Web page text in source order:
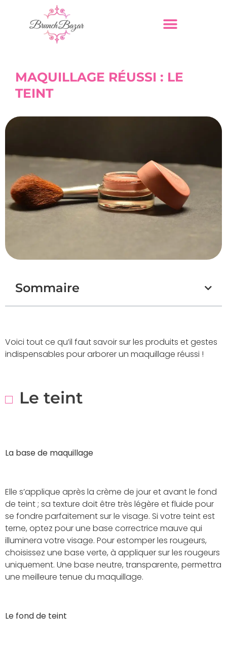
MAQUILLAGE RÉUSSI : LE
TEINT
Sommaire
Voici tout ce qu’il faut savoir sur les produits et gestes
indispensables pour arborer un maquillage réussi !
Le teint
La base de maquillage
Elle s’applique après la crème de jour et avant le fond
de teint ; sa texture doit être très légère et fluide pour
se fondre parfaitement sur le visage. Si votre teint est
terne, optez pour une base correctrice mauve qui
illuminera votre visage. Pour estomper les rougeurs,
choisissez une base verte, à appliquer sur les rougeurs
uniquement. Une base neutre, transparente, permettra
une meilleure tenue du maquillage.
Le fond de teint